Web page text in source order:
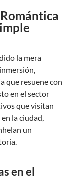
la mera
que resuene con
en el sector
que visitan
la ciudad,
un
en el